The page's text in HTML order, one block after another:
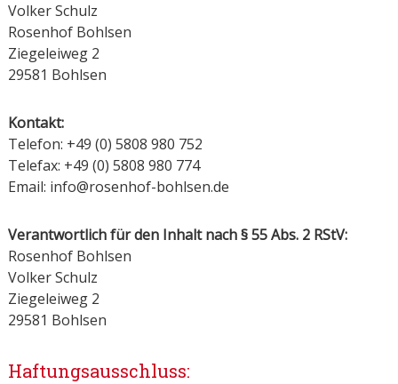
Volker Schulz
Rosenhof Bohlsen
Ziegeleiweg 2
29581 Bohlsen
Kontakt:
Telefon: +49 (0) 5808 980 752
Telefax: +49 (0) 5808 980 774
Email: info@rosenhof-bohlsen.de
Verantwortlich für den Inhalt nach § 55 Abs. 2 RStV:
Rosenhof Bohlsen
Volker Schulz
Ziegeleiweg 2
29581 Bohlsen
Haftungsausschluss: